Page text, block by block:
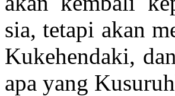
sia, tetapi akan
Kukehendaki,
apa yang